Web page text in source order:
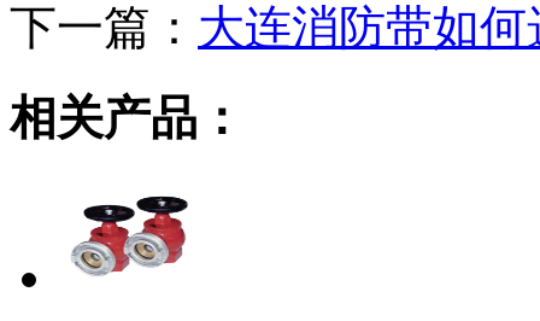
下一篇： 大连消防带如
相关产品：